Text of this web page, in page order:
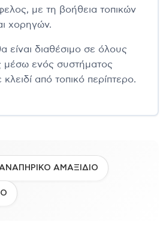
με τη βοήθεια τοπικών
χορηγών.
είναι διαθέσιμο σε όλους
μέσω ενός συστήματος
από τοπικό περίπτερο.
ΑΜΑΞΙΔΙΟ